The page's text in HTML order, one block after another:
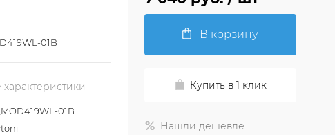
01B
характеристики
01B
В корзину
Купить в 1 клик
Нашли дешевле